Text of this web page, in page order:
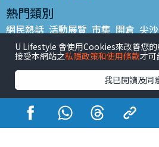
熱門類別
網民熱話 活動展覽 市集 開倉 尖
銅鑼灣好去處 元朗好去處 荃灣好
餐廳情報 戶外郊遊
熱門標籤
#UGO搵好去處 #人氣活動推介 #
#親子玩樂好去處
#ULifestyle應用
#UJetso禮物放送
#ULifestyle商戶
U Lifestyle 會使用Cookies來改善您
接受本網站之私隱政策和使用條款才可
我已閱讀及同